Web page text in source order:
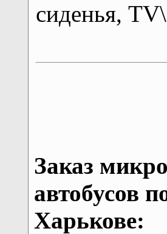
сиденья,
Заказ
автобусов
Харькове: